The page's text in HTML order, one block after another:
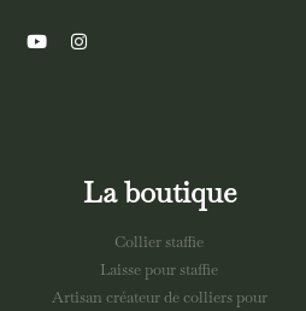
La boutique
Collier staffie
Laisse pour staffie
Artisan créateur de colliers pour